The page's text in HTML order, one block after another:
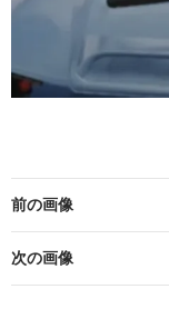
前の画像
次の画像